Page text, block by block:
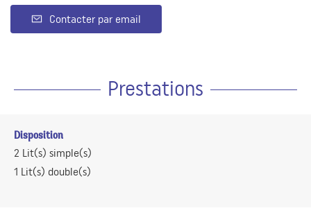
Contacter par email
Prestations
Disposition
2 Lit(s) simple(s)
1 Lit(s) double(s)